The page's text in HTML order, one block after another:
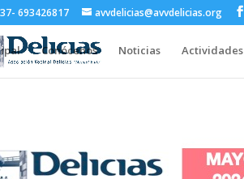
693426817 avvdelicias@avvdelicias.org
Conócenos Noticias Actividades